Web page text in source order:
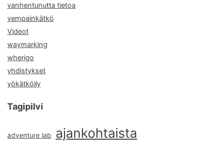
vanhentunutta tietoa
vempainkätkö
Videot
waymarking
wherigo
yhdistykset
yökätköily
Tagipilvi
adventure lab ajankohtaista